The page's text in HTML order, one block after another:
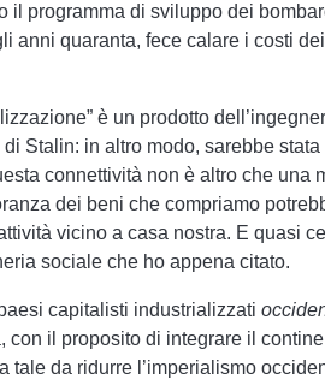
il programma di sviluppo dei
anni quaranta, fece calare i costi
è un prodotto
Stalin: in altro modo, sarebbe
connettività non è altro che una
dei beni che compriamo
vicino a casa nostra. E quasi
sociale che ho appena citato.
capitalisti industrializzati
il proposito di integrare il
tale da ridurre l’imperialismo